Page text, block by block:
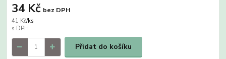
41 Kč/ks
34 Kč bez DPH
Přidat do košíku